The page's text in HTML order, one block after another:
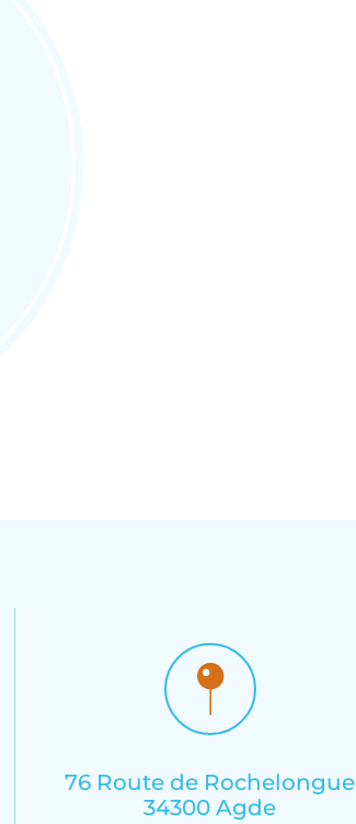
76 Route de Rochelongue
34300 Agde